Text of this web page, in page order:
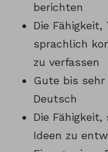
berichten
Die
sprachlich
zu verfassen
Gute bis
Deutsch
Die
Ideen zu